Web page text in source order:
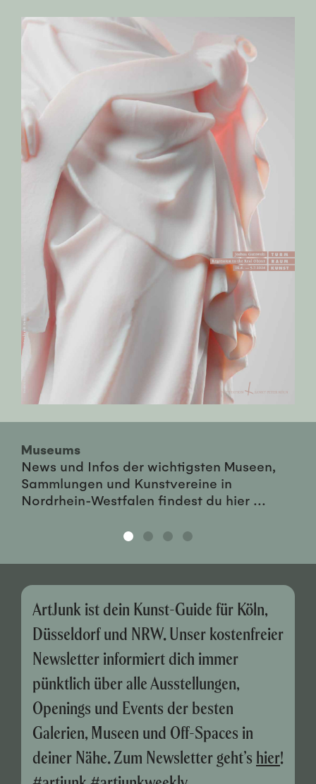
Museums
News und Infos der wichtigsten Museen,
Sammlungen und Kunstvereine in
Nordrhein-Westfalen findest du hier ...
ArtJunk ist dein Kunst-Guide für Köln,
Düsseldorf und NRW. Unser kostenfreier
Newsletter informiert dich immer
pünktlich über alle Ausstellungen,
Openings und Events der besten
Galerien, Museen und Off-Spaces in
deiner Nähe. Zum Newsletter geht’s hier!